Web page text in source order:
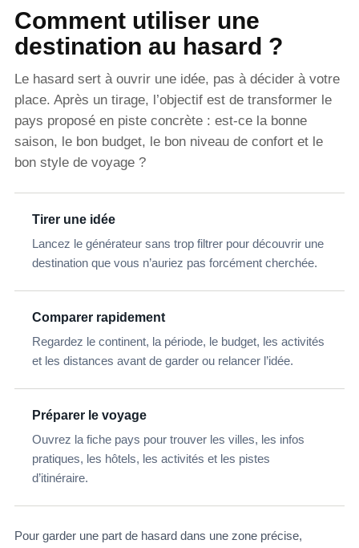
Comment utiliser une
destination au hasard ?
Le hasard sert à ouvrir une idée, pas à décider à votre
place. Après un tirage, l’objectif est de transformer le
pays proposé en piste concrète : est-ce la bonne
saison, le bon budget, le bon niveau de confort et le
bon style de voyage ?
Tirer une idée
Lancez le générateur sans trop filtrer pour découvrir une
destination que vous n’auriez pas forcément cherchée.
Comparer rapidement
Regardez le continent, la période, le budget, les activités
et les distances avant de garder ou relancer l’idée.
Préparer le voyage
Ouvrez la fiche pays pour trouver les villes, les infos
pratiques, les hôtels, les activités et les pistes
d’itinéraire.
Pour garder une part de hasard dans une zone précise,